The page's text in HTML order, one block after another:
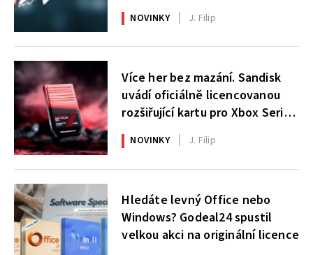
NOVINKY J. Filip
Více her bez mazání. Sandisk
uvádí oficiálně licencovanou
rozšiřující kartu pro Xbox Series
X|S
NOVINKY J. Filip
Hledáte levný Office nebo
Windows? Godeal24 spustil
velkou akci na originální licence